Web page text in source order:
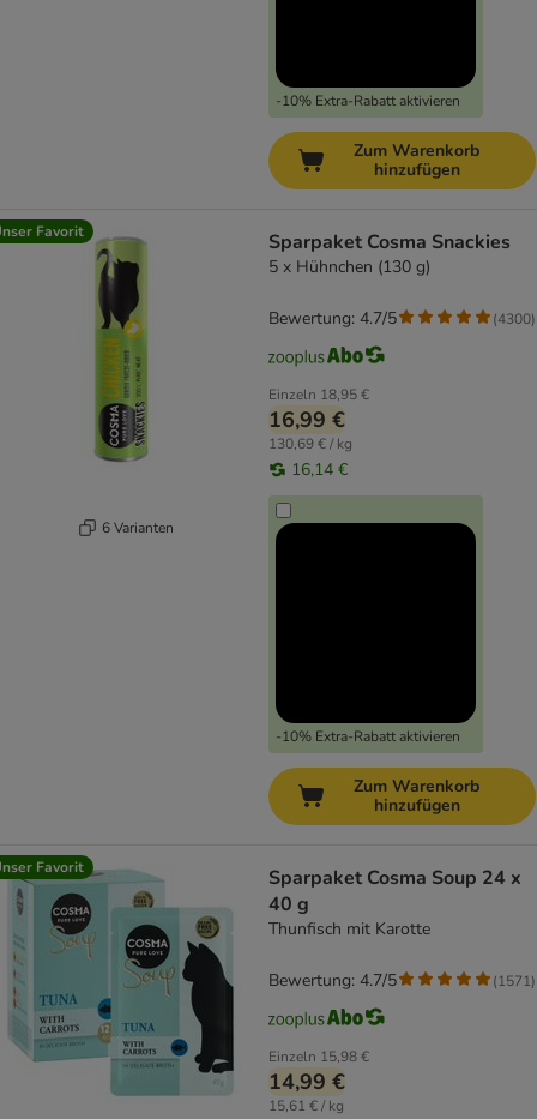
-10% Extra-Rabatt aktivieren
Zum Warenkorb
hinzufügen
Favorit
6 Varianten
Sparpaket Cosma Snackies
5 x Hühnchen (130 g)
Einzeln 18,95 €
16,99 €
130,69 € / kg
16,14 €
-10% Extra-Rabatt aktivieren
Bewertung: 4.7/5 (4300)
Zum Warenkorb
hinzufügen
Favorit
Sparpaket Cosma Soup 24 x
40 g
Thunfisch mit Karotte
Einzeln 15,98 €
14,99 €
15,61 € / kg
Bewertung: 4.7/5 (1571)